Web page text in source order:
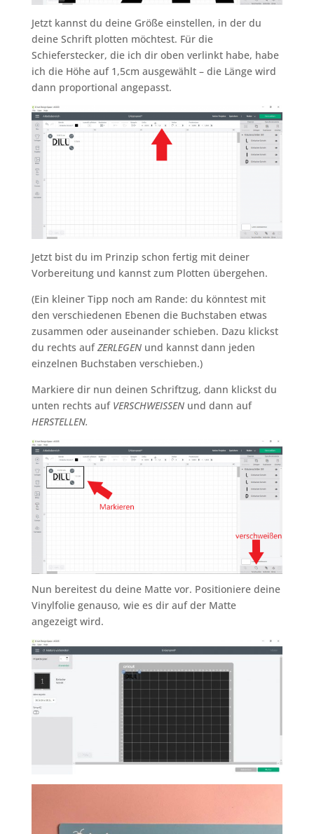
Jetzt kannst du deine Größe einstellen, in der du
deine Schrift plotten möchtest. Für die
Schieferstecker, die ich dir oben verlinkt habe, habe
ich die Höhe auf 1,5cm ausgewählt – die Länge wird
dann proportional angepasst.
Jetzt bist du im Prinzip schon fertig mit deiner
Vorbereitung und kannst zum Plotten übergehen.
(Ein kleiner Tipp noch am Rande: du könntest mit
den verschiedenen Ebenen die Buchstaben etwas
zusammen oder auseinander schieben. Dazu klickst
du rechts aufZERLEGEN und kannst dann jeden
einzelnen Buchstaben verschieben.)
Markiere dir nun deinen Schriftzug, dann klickst du
unten rechts auf VERSCHWEISSENund dann auf
HERSTELLEN.
Nun bereitest du deine Matte vor. Positioniere deine
Vinylfolie genauso, wie es dir auf der Matte
angezeigt wird.